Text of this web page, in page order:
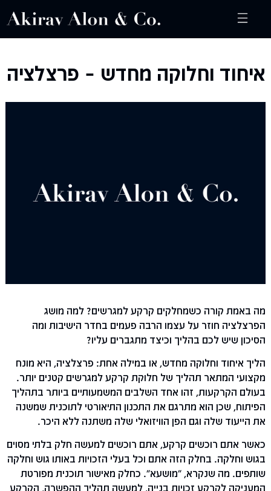
איחוד וחלוקה מחדש – פרצלציה
מה באמת קורה כשמחלקים קרקע למגרשים? למה מושג
הפרצלציה חוזר על עצמו הרבה פעמים בחדר הישיבות ומה
הסיכון שיש לכם בהליך וכיצד מתגברים עליו?
הליך איחוד וחלוקה מחדש, או במילה אחת: פרצלציה, היא מונח
מקצועי המתאר תהליך של חלוקת קרקע למגרשים קטנים יותר.
בעולם הקרקעות, זהו אחד השלבים המשמעותיים ביותר בתהליך
הפיתוח, שכן הוא מתרגם את התכנון התיאורטי לתוכנית שמשנה
את הייעוד שלה וגם הפן הוויזואלי שלה משתנה ללא היכר.
כאשר אתם רוכשים קרקע, אתם רוכשים למעשה חלק בלתי מסוים
בגוש וחלקה. בחלק הזה אתם וכל בעלי הזכויות באותו גוש וחלקה
שותפים. מה שנקרא, "מושעא". כחלק מאישור תוכנית מפורטת
המעניקה לקרקע זכויות בנייה, למעשה תהליך ההפשרה, הקרקע